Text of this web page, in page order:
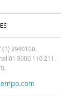
(1) 2940100.
01 8000 110 211.